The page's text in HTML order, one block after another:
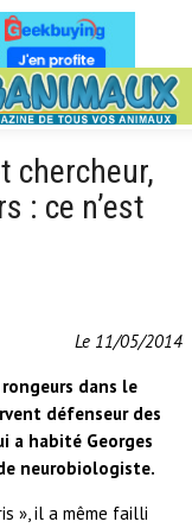
chercheur,
: ce n’est
Le 11/05/2014
dans le
défenseur des
a habité Georges
neurobiologiste.
», il a même failli